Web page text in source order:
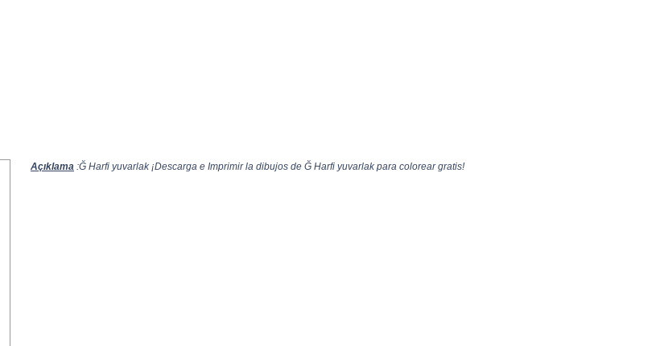
Açıklama :Ğ Harfi yuvarlak ¡Descarga e Imprimir la dibujos de Ğ Harfi yuvarlak para colorear gratis!